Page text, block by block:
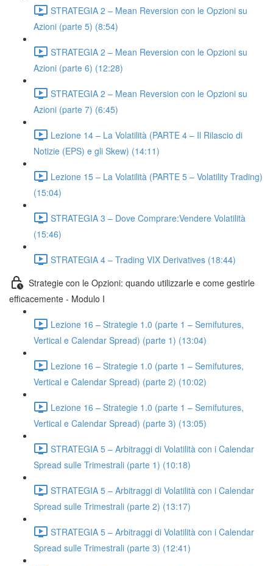
STRATEGIA 2 – Mean Reversion con le Opzioni su
Azioni (parte 5) (8:54)
STRATEGIA 2 – Mean Reversion con le Opzioni su
Azioni (parte 6) (12:28)
STRATEGIA 2 – Mean Reversion con le Opzioni su
Azioni (parte 7) (6:45)
Lezione 14 – La Volatilità (PARTE 4 – Il Rilascio di
Notizie (EPS) e gli Skew) (14:11)
Lezione 15 – La Volatilità (PARTE 5 – Volatility Trading)
(15:04)
STRATEGIA 3 – Dove Comprare:Vendere Volatilità
(15:46)
STRATEGIA 4 – Trading VIX Derivatives (18:44)
Strategie con le Opzioni: quando utilizzarle e come gestirle
efficacemente - Modulo I
Lezione 16 – Strategie 1.0 (parte 1 – Semifutures,
Vertical e Calendar Spread) (parte 1) (13:04)
Lezione 16 – Strategie 1.0 (parte 1 – Semifutures,
Vertical e Calendar Spread) (parte 2) (10:02)
Lezione 16 – Strategie 1.0 (parte 1 – Semifutures,
Vertical e Calendar Spread) (parte 3) (13:05)
STRATEGIA 5 – Arbitraggi di Volatilità con i Calendar
Spread sulle Trimestrali (parte 1) (10:18)
STRATEGIA 5 – Arbitraggi di Volatilità con i Calendar
Spread sulle Trimestrali (parte 2) (13:17)
STRATEGIA 5 – Arbitraggi di Volatilità con i Calendar
Spread sulle Trimestrali (parte 3) (12:41)